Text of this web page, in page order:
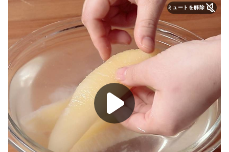
ミュートを解除